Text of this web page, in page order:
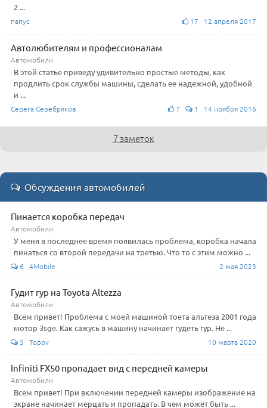
2 ...
папус 17 12 апреля 2017
Автолюбителям и профессионалам
Автомобили
В этой статье приведу удивительно простые методы, как
продлить срок службы машины, сделать ее надежной, удобной
и ...
Серега Серебряков 7 1 14 ноября 2016
7 заметок
Обсуждения автомобилей
Пинается коробка передач
Автомобили
У меня в последнее время появилась проблема, коробка начала
пинаться со второй передачи на третью. Что то с этим можно ...
6 4Mobile 2 мая 2023
Гудит гур на Toyota Altezza
Автомобили
Всем привет! Проблема с моей машиной тоета альтеза 2001 года
мотор 3sge. Как сажусь в машину начинает гудеть гур. Не ...
5 Topov 10 марта 2020
Infiniti FX50 пропадает вид с передней камеры
Автомобили
Всем привет! При включении передней камеры изображение на
экране начинает мерцать и пропадать. В чем может быть ...